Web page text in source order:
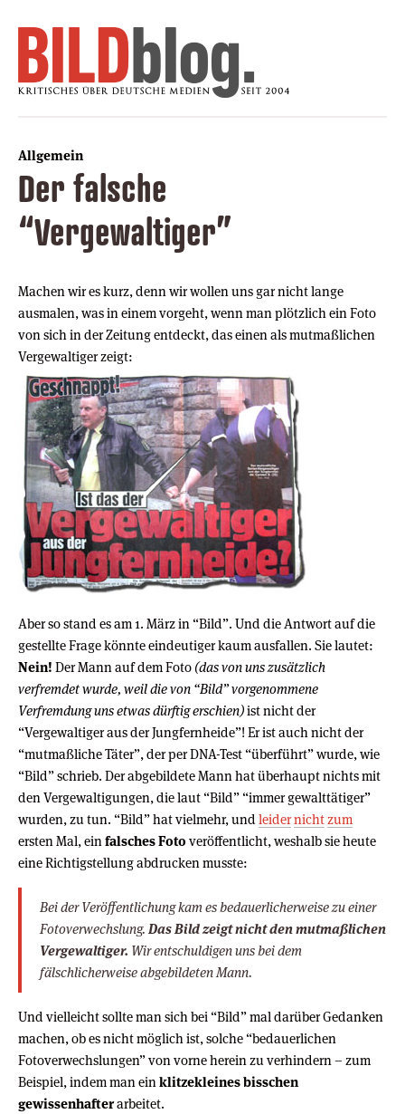
Allgemein
Der falsche
“Vergewaltiger”
Machen wir es kurz, denn wir wollen uns gar nicht lange
ausmalen, was in einem vorgeht, wenn man plötzlich ein Foto
von sich in der Zeitung entdeckt, das einen als mutmaßlichen
Vergewaltiger zeigt:
Aber so stand es am 1. März in “Bild”. Und die Antwort auf die
gestellte Frage könnte eindeutiger kaum ausfallen. Sie lautet:
Nein! Der Mann auf dem Foto (das von uns zusätzlich
verfremdet wurde, weil die von “Bild” vorgenommene
Verfremdung uns etwas dürftig erschien)ist nicht der
“Vergewaltiger aus der Jungfernheide”! Er ist auch nicht der
“mutmaßliche Täter”, der per DNA-Test “überführt” wurde, wie
“Bild” schrieb. Der abgebildete Mann hat überhaupt nichts mit
den Vergewaltigungen, die laut “Bild” “immer gewalttätiger”
wurden, zu tun. “Bild” hat vielmehr, und leidernicht zum
ersten Mal, ein falsches Foto veröffentlicht, weshalb sie heute
eine Richtigstellung abdrucken musste:
Bei der Veröffentlichung kam es bedauerlicherweise zu einer
Fotoverwechslung. Das Bild zeigt nicht den mutmaßlichen
Vergewaltiger. Wir entschuldigen uns bei dem
fälschlicherweise abgebildeten Mann.
Und vielleicht sollte man sich bei “Bild” mal darüber Gedanken
machen, ob es nicht möglich ist, solche “bedauerlichen
Fotoverwechslungen” von vorne herein zu verhindern – zum
Beispiel, indem man ein klitzekleines bisschen
gewissenhafterarbeitet.